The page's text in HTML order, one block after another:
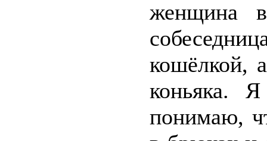
женщина в
кошёлкой,
коньяка.
понимаю,